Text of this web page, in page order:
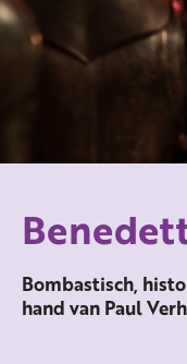
Bombastisch,
hand van Paul